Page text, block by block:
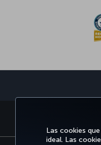
Las cookies
ideal. Las